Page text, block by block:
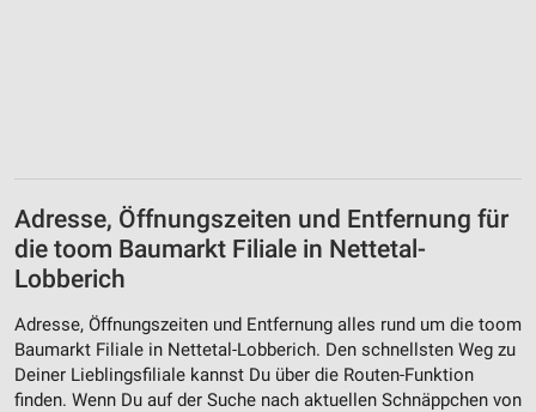
Adresse, Öffnungszeiten und Entfernung für
die toom Baumarkt Filiale in Nettetal-
Lobberich
Adresse, Öffnungszeiten und Entfernung alles rund um die toom
Baumarkt Filiale in Nettetal-Lobberich. Den schnellsten Weg zu
Deiner Lieblingsfiliale kannst Du über die Routen-Funktion
finden. Wenn Du auf der Suche nach aktuellen Schnäppchen von